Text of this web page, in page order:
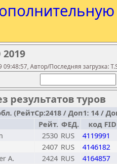
Автор/Последняя загрузка:
результатов туров
(РейтСр:2418 / Доп1: 14 /
Рейт. ФЕД.
код
2530 RUS
4119991
2407 RUS
4146182
A. 2424 RUS
4164857